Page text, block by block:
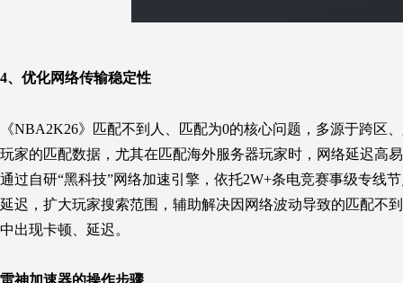
4、 优化网络传输稳定性
《NBA2K26》匹配不到人、匹配为0的核心问题，多源于跨
玩家的匹配数据，尤其在匹配海外服务器玩家时，网络延迟高
通过自研“黑科技”网络加速引擎，依托2W+条电竞赛事级专线
延迟，扩大玩家搜索范围，辅助解决因网络波动导致的匹配不
中出现卡顿、延迟。
雷神加速器的操作步骤